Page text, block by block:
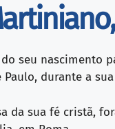
seu nascimento
Paulo, durante a
da sua fé cristã,